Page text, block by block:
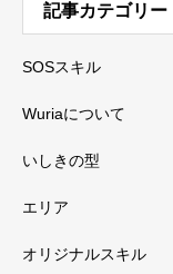
記事カテゴリー
SOSスキル
Wuriaについて
いしきの型
エリア
オリジナルスキル